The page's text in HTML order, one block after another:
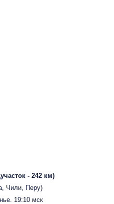
- 242 км)
Чили, Перу)
19:10 мск